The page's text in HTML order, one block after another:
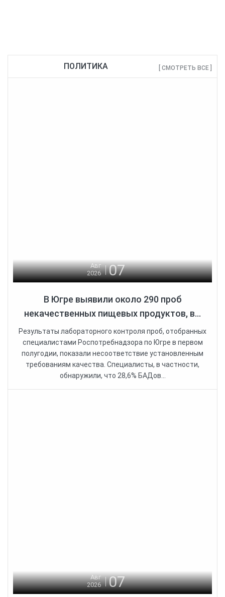
ПОЛИТИКА [ СМОТРЕТЬ ВСЕ ]
Авг
2026
07
В Югре выявили около 290 проб
некачественных пищевых продуктов, в...
Результаты лабораторного контроля проб, отобранных
специалистами Роспотребнадзора по Югре в первом
полугодии, показали несоответствие установленным
требованиям качества. Специалисты, в частности,
обнаружили, что 28,6% БАДов...
Авг
2026
07